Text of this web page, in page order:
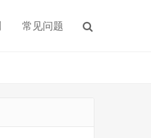
常见问题